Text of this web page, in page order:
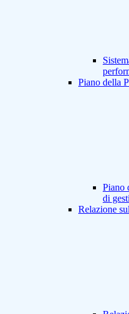
Piano della
Piano
di
Relazione